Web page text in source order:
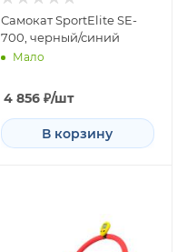
Самокат SportElite SE-
700, черный/синий
Мало
4 856₽/шт
В корзину